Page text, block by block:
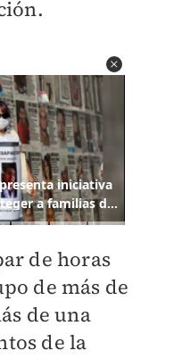
de horas
de más de
de una
de la